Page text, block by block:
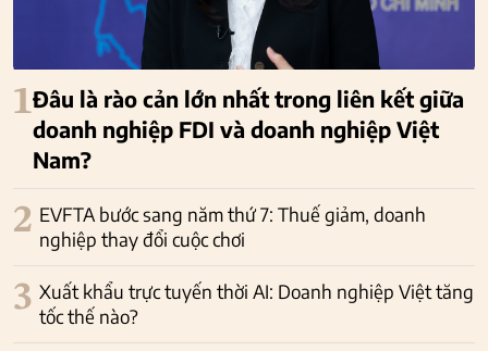
1Đâu là rào cản lớn nhất trong liên kết giữa
doanh nghiệp FDI và doanh nghiệp Việt
Nam?
2 EVFTA bước sang năm thứ 7: Thuế giảm, doanh
nghiệp thay đổi cuộc chơi
3 Xuất khẩu trực tuyến thời AI: Doanh nghiệp Việt tăng
tốc thế nào?